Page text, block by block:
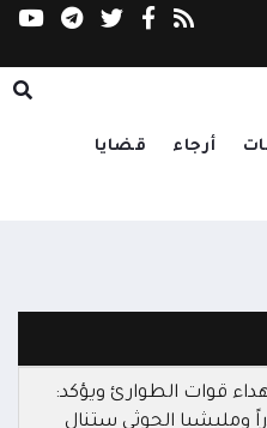
الحوثي تقتحم عمارة سكنية وتنهب
أرجاء قضايا
قوات الطوارئ ويؤكد:
ومليشيا الحوثي ستنال